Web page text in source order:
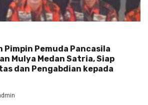
Pemuda Pancasila
Mulya Medan Satria, Siap
dan Pengabdian kepada